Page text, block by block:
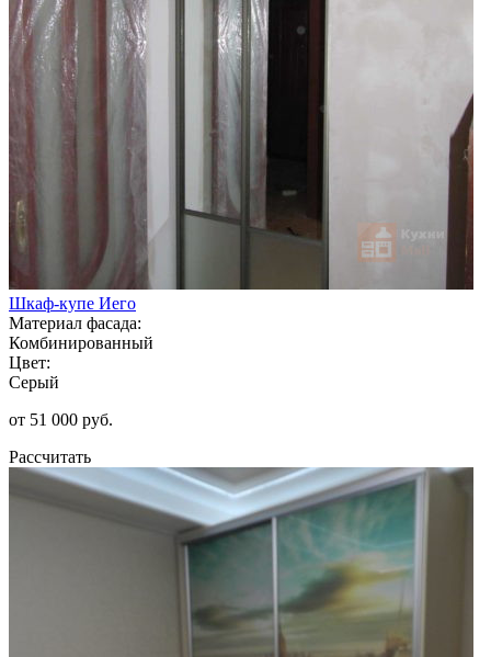
Шкаф-купе Иего
Материал фасада:
Комбинированный
Цвет:
Серый
от 51 000 руб.
Рассчитать